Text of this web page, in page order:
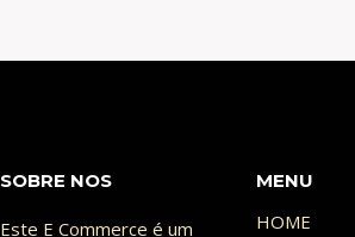
SOBRE NOS
Este E Commerce é um
MENU
HOME